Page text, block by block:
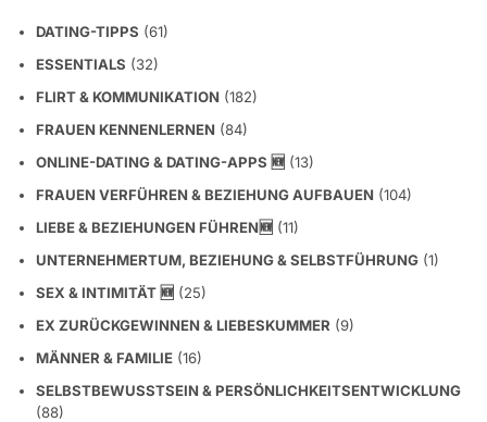
DATING-TIPPS (61)
ESSENTIALS (32)
FLIRT & KOMMUNIKATION (182)
FRAUEN KENNENLERNEN (84)
ONLINE-DATING & DATING-APPS 🆕 (13)
FRAUEN VERFÜHREN & BEZIEHUNG AUFBAUEN (104)
LIEBE & BEZIEHUNGEN FÜHREN🆕 (11)
UNTERNEHMERTUM, BEZIEHUNG & SELBSTFÜHRUNG (1)
SEX & INTIMITÄT 🆕 (25)
EX ZURÜCKGEWINNEN & LIEBESKUMMER (9)
MÄNNER & FAMILIE (16)
SELBSTBEWUSSTSEIN & PERSÖNLICHKEITSENTWICKLUNG
(88)